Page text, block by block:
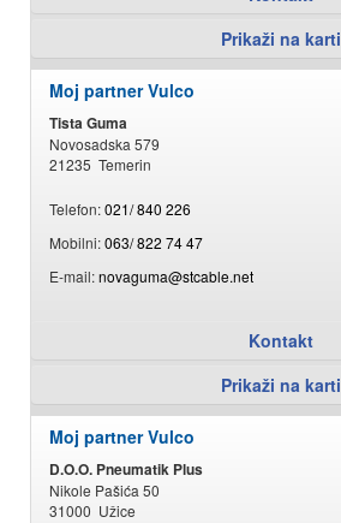
Prikaži na karti
Moj partner Vulco
Tista Guma
Novosadska 579
21235 Temerin
Telefon:021/ 840 226
Mobilni:063/ 822 74 47
E-mail:novaguma@stcable.net
Kontakt
Prikaži na karti
Moj partner Vulco
D.O.O. Pneumatik Plus
Nikole Pašića 50
31000 Užice